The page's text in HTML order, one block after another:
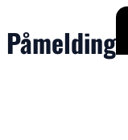
Påmelding